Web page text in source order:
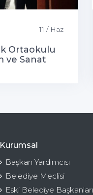
11 / Haz
Ortaokulu
ve Sanat
Kurumsal
Başkan Yardımcısı
Belediye Meclisi
Eski Belediye Başkanları